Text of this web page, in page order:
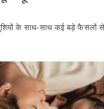
के साथ-साथ कई बड़े फैसलों